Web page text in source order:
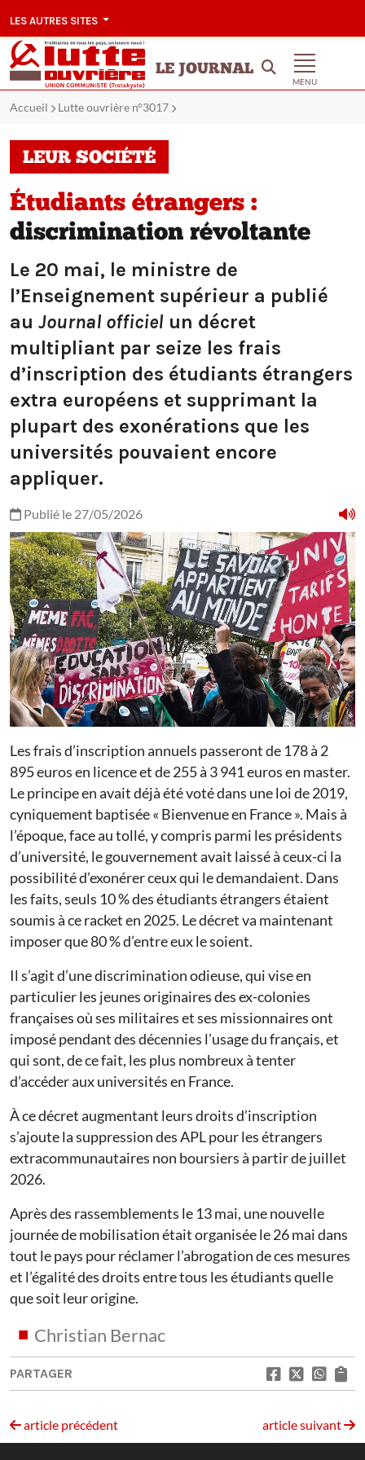
LES AUTRES SITES
LE JOURNAL
MENU
Accueil Lutte ouvrière n°3017
LEUR SOCIÉTÉ
Étudiants étrangers :
discrimination révoltante
Le 20 mai, le ministre de
l’Enseignement supérieur a publié
au Journal officiel un décret
multipliant par seize les frais
d’inscription des étudiants étrangers
extra européens et supprimant la
plupart des exonérations que les
universités pouvaient encore
appliquer.
Publié le 27/05/2026
Les frais d’inscription annuels passeront de 178 à 2
895 euros en licence et de 255 à 3 941 euros en master.
Le principe en avait déjà été voté dans une loi de 2019,
cyniquement baptisée « Bienvenue en France ». Mais à
l’époque, face au tollé, y compris parmi les présidents
d’université, le gouvernement avait laissé à ceux-ci la
possibilité d’exonérer ceux qui le demandaient. Dans
les faits, seuls 10 % des étudiants étrangers étaient
soumis à ce racket en 2025. Le décret va maintenant
imposer que 80 % d’entre eux le soient.
Il s’agit d’une discrimination odieuse, qui vise en
particulier les jeunes originaires des ex-colonies
françaises où ses militaires et ses missionnaires ont
imposé pendant des décennies l’usage du français, et
qui sont, de ce fait, les plus nombreux à tenter
d’accéder aux universités en France.
À ce décret augmentant leurs droits d’inscription
s’ajoute la suppression des APL pour les étrangers
extracommunautaires non boursiers à partir de juillet
2026.
Après des rassemblements le 13 mai, une nouvelle
journée de mobilisation était organisée le 26 mai dans
tout le pays pour réclamer l’abrogation de ces mesures
et l’égalité des droits entre tous les étudiants quelle
que soit leur origine.
Christian Bernac
PARTAGER
article précédent article suivant